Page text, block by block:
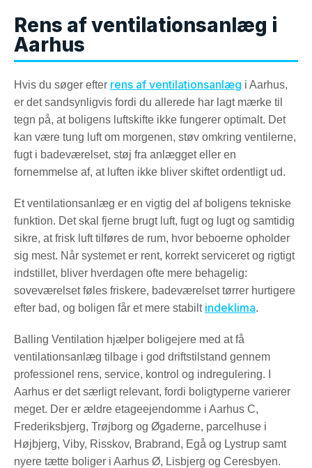
Rens af ventilationsanlæg i
Aarhus
Hvis du søger efter rens af ventilationsanlæg i Aarhus,
er det sandsynligvis fordi du allerede har lagt mærke til
tegn på, at boligens luftskifte ikke fungerer optimalt. Det
kan være tung luft om morgenen, støv omkring ventilerne,
fugt i badeværelset, støj fra anlægget eller en
fornemmelse af, at luften ikke bliver skiftet ordentligt ud.
Et ventilationsanlæg er en vigtig del af boligens tekniske
funktion. Det skal fjerne brugt luft, fugt og lugt og samtidig
sikre, at frisk luft tilføres de rum, hvor beboerne opholder
sig mest. Når systemet er rent, korrekt serviceret og rigtigt
indstillet, bliver hverdagen ofte mere behagelig:
soveværelset føles friskere, badeværelset tørrer hurtigere
efter bad, og boligen får et mere stabilt indeklima.
Balling Ventilation hjælper boligejere med at få
ventilationsanlæg tilbage i god driftstilstand gennem
professionel rens, service, kontrol og indregulering. I
Aarhus er det særligt relevant, fordi boligtyperne varierer
meget. Der er ældre etageejendomme i Aarhus C,
Frederiksbjerg, Trøjborg og Øgaderne, parcelhuse i
Højbjerg, Viby, Risskov, Brabrand, Egå og Lystrup samt
nyere tætte boliger i Aarhus Ø, Lisbjerg og Ceresbyen.